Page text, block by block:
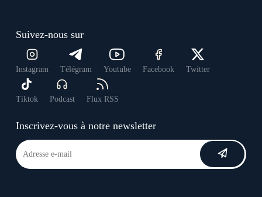
Suivez-nous sur
Instagram Télégram Youtube Facebook Twitter
Tiktok Podcast Flux RSS
Inscrivez-vous à notre newsletter